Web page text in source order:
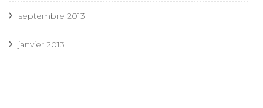
septembre 2013
janvier 2013